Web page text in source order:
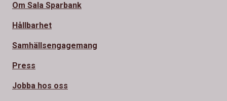
Om Sala Sparbank
Hållbarhet
Samhällsengagemang
Press
Jobba hos oss